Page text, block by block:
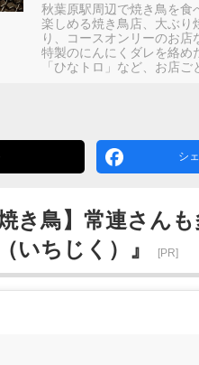
秋葉原駅周辺で焼き鳥を食
楽しめる焼き鳥店、大ぶり
り、コースオンリーのお
特製のにんにくダレを絡め
「ひなトロ」など、お店
シ
焼き鳥】常連さん
いちじく）』
[PR]